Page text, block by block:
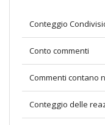
Conteggio
Conto commenti
Commenti contano
Conteggio delle